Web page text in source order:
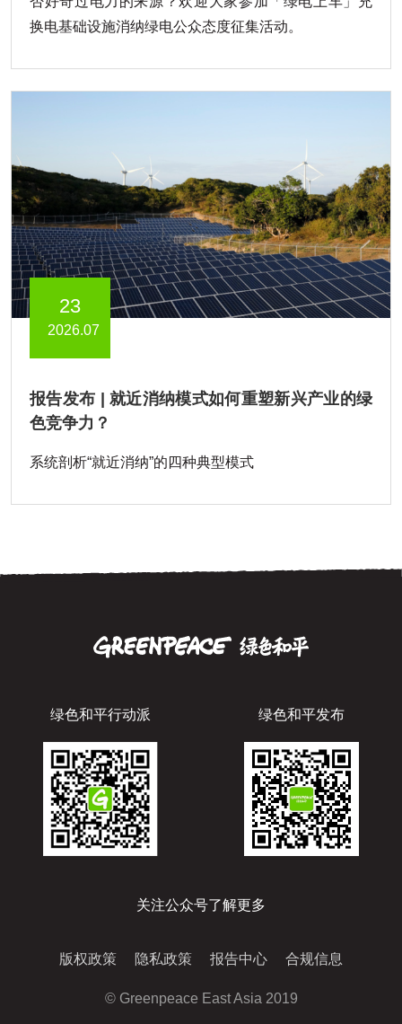
换电基础设施消纳绿电公众态度征集活动。
23
2026.07
报告发布 | 就近消纳模式如何重塑新兴产业的绿
色竞争力？
系统剖析“就近消纳”的四种典型模式
绿色和平行动派 绿色和平发布
关注公众号了解更多
版权政策 隐私政策 报告中心 合规信息
© Greenpeace East Asia 2019